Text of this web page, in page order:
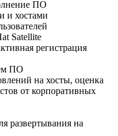
ПО
и хостами
Satellite
регистрация
ПО
на хосты, оценка
от корпоративных
развертывания на